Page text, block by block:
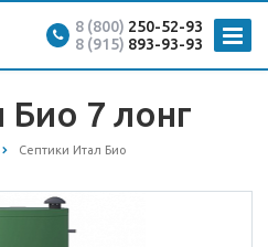
8 (800) 250-52-93
8 (915) 893-93-93
Био 7 лонг
Септики Итал Био